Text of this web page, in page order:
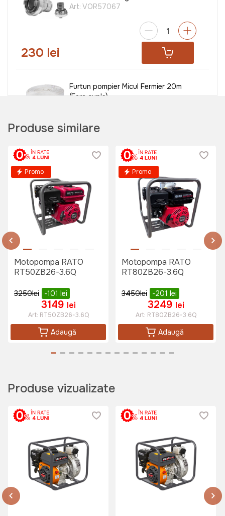
Art: VOR57067
230 lei
Furtun pompier Micul Fermier 20m
(Fara cuple)
450 lei
Produse similare
Promo
Motopompa RATO
RT50ZB26-3.6Q
3250lei -101 lei
3149 lei
Art: RT50ZB26-3.6Q
Adaugă
Promo
Motopompa RATO
RT80ZB26-3.6Q
3450lei -201 lei
3249 lei
Art: RT80ZB26-3.6Q
Adaugă
Produse vizualizate